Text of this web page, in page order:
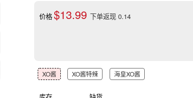
价格$13.99下单返现 0.14
XO酱 XO酱特辣 海皇XO酱